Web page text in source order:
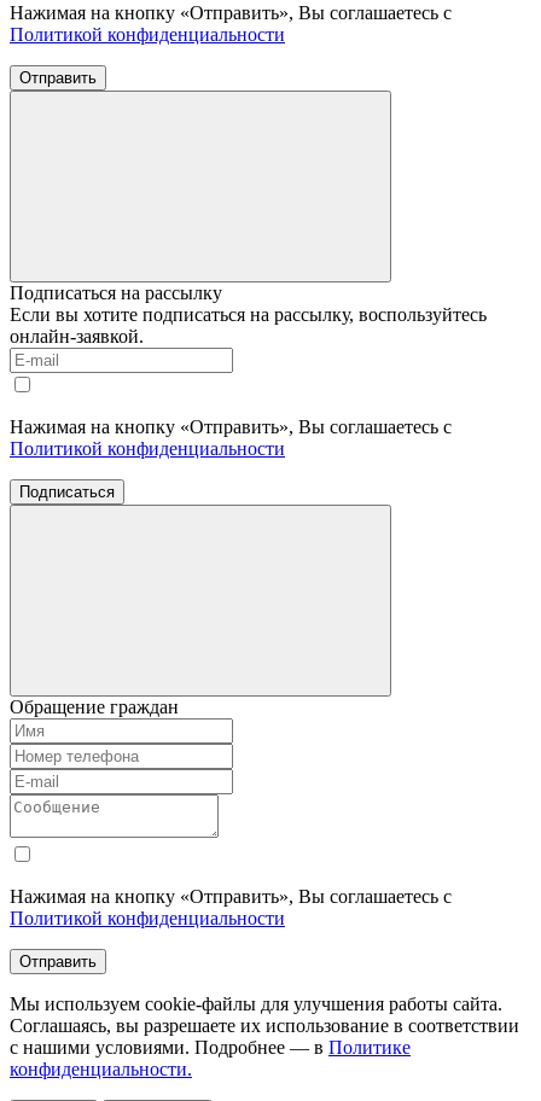
Нажимая на кнопку «Отправить», Вы соглашаетесь с
Политикой конфиденциальности
Отправить
Подписаться на рассылку
Если вы хотите подписаться на рассылку, воспользуйтесь
онлайн-заявкой.
Нажимая на кнопку «Отправить», Вы соглашаетесь с
Политикой конфиденциальности
Подписаться
Обращение граждан
Нажимая на кнопку «Отправить», Вы соглашаетесь с
Политикой конфиденциальности
Отправить
Мы используем cookie-файлы для улучшения работы сайта.
Соглашаясь, вы разрешаете их использование в соответствии
с нашими условиями. Подробнее — в Политике
конфиденциальности.